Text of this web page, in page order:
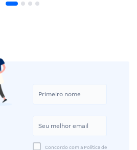
Concordo com a Política de